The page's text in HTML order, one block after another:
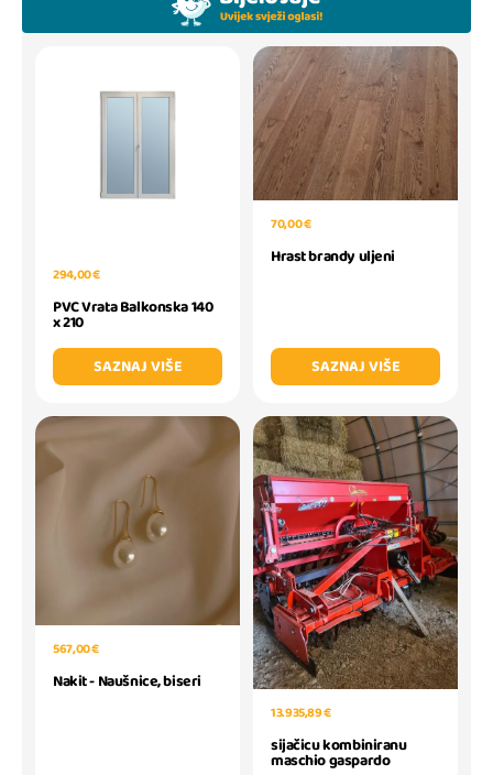
294,00 €
PVC Vrata Balkonska 140
x 210
SAZNAJ VIŠE
70,00 €
Hrast brandy uljeni
SAZNAJ VIŠE
567,00 €
Nakit - Naušnice, biseri
13.935,89 €
sijačicu kombiniranu
maschio gaspardo